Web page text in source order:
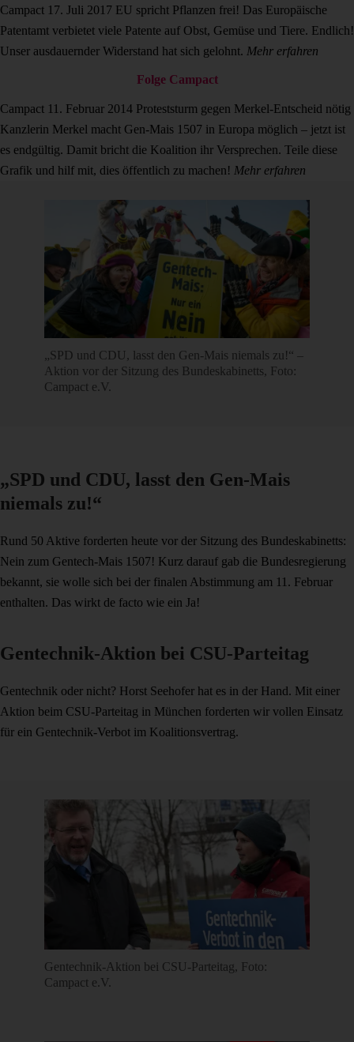
Campact 17. Juli 2017 EU spricht Pflanzen frei! Das Europäische
Patentamt verbietet viele Patente auf Obst, Gemüse und Tiere. Endlich!
Unser ausdauernder Widerstand hat sich gelohnt. Mehr erfahren
Folge Campact
Campact 11. Februar 2014 Proteststurm gegen Merkel-Entscheid nötig
Kanzlerin Merkel macht Gen-Mais 1507 in Europa möglich – jetzt ist
es endgültig. Damit bricht die Koalition ihr Versprechen. Teile diese
Grafik und hilf mit, dies öffentlich zu machen! Mehr erfahren
„SPD und CDU, lasst den Gen-Mais niemals zu!“ –
Aktion vor der Sitzung des Bundeskabinetts, Foto:
Campact e.V.
„SPD und CDU, lasst den Gen-Mais
niemals zu!“
Rund 50 Aktive forderten heute vor der Sitzung des Bundeskabinetts:
Nein zum Gentech-Mais 1507! Kurz darauf gab die Bundesregierung
bekannt, sie wolle sich bei der finalen Abstimmung am 11. Februar
enthalten. Das wirkt de facto wie ein Ja!
Gentechnik-Aktion bei CSU-Parteitag
Gentechnik oder nicht? Horst Seehofer hat es in der Hand. Mit einer
Aktion beim CSU-Parteitag in München forderten wir vollen Einsatz
für ein Gentechnik-Verbot im Koalitionsvertrag.
Gentechnik-Aktion bei CSU-Parteitag, Foto:
Campact e.V.